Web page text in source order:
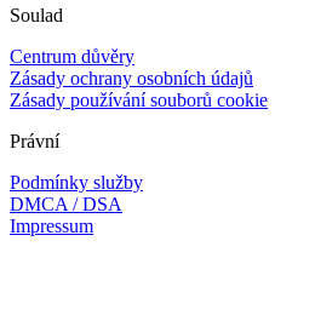
Soulad
Centrum důvěry
Zásady ochrany osobních údajů
Zásady používání souborů cookie
Právní
Podmínky služby
DMCA / DSA
Impressum